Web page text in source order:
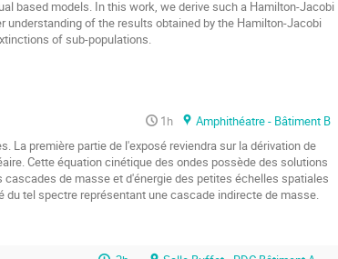
based models. In this work, we derive such a Hamilton-Jacobi
of the results obtained by the Hamilton-Jacobi
of sub-populations.
1h
Amphithéatre - Bâtiment B
La première partie de l'exposé reviendra sur la dérivation de
Cette équation cinétique des ondes possède des solutions
de masse et d'énergie des petites échelles spatiales
tel spectre représentant une cascade indirecte de masse.